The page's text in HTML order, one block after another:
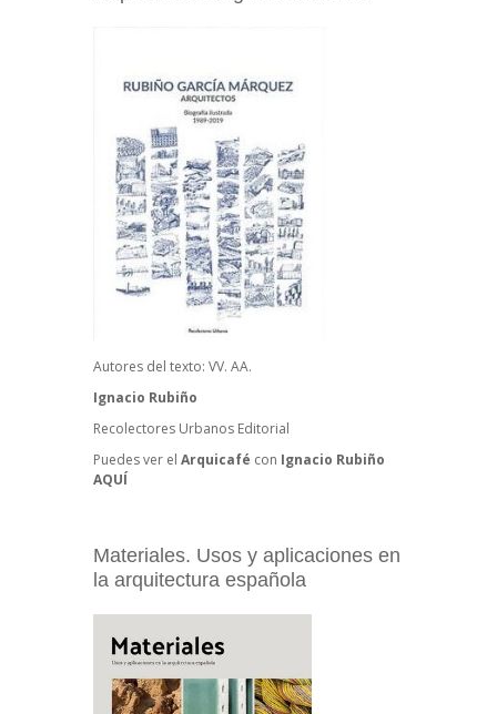
Autores del texto: VV. AA.
Ignacio Rubiño
Recolectores Urbanos Editorial
Puedes ver el Arquicafé con Ignacio Rubiño
AQUÍ
Materiales. Usos y aplicaciones en
la arquitectura española